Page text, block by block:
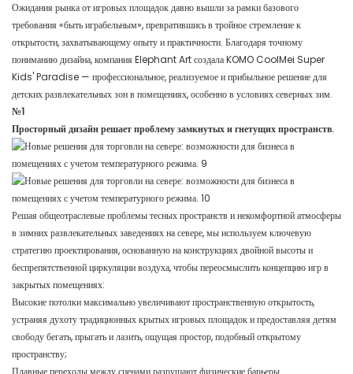
Ожидания рынка от игровых площадок давно вышли за рамки базового
требования «быть играбельным», превратившись в тройное стремление к
открытости, захватывающему опыту и практичности. Благодаря точному
пониманию дизайна, компания Elephant Art создала KOMO CoolMei Super
Kids' Paradise — профессиональное, реализуемое и прибыльное решение для
детских развлекательных зон в помещениях, особенно в условиях северных зим.
№1
Просторный дизайн решает проблему замкнутых и гнетущих пространств.
Решая общеотраслевые проблемы тесных пространств и некомфортной атмосферы
в зимних развлекательных заведениях на севере, мы используем ключевую
стратегию проектирования, основанную на конструкциях двойной высоты и
беспрепятственной циркуляции воздуха, чтобы переосмыслить концепцию игр в
закрытых помещениях:
Высокие потолки максимально увеличивают пространственную открытость,
устраняя духоту традиционных крытых игровых площадок и предоставляя детям
свободу бегать, прыгать и лазить, ощущая простор, подобный открытому
пространству;